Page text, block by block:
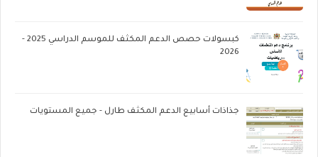
كبسولات حصص الدعم المكثف للموسم الدراسي 2025 -
2026
جذاذات أسابيع الدعم المكثف طارل - جميع المستويات